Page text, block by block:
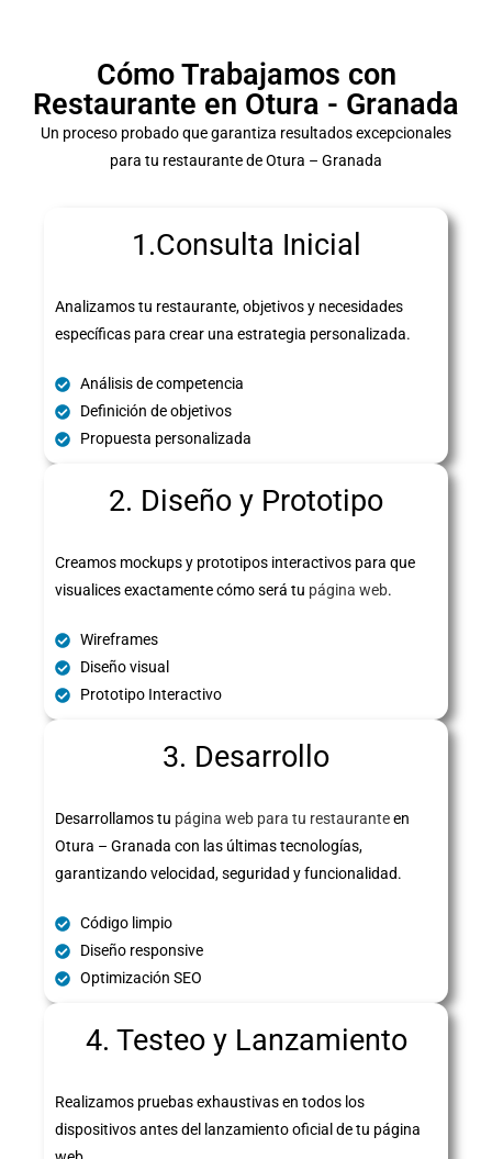
Cómo Trabajamos con
Restaurante en Otura - Granada
Un proceso probado que garantiza resultados excepcionales
para tu restaurante de Otura – Granada
1.Consulta Inicial
Analizamos tu restaurante, objetivos y necesidades
específicas para crear una estrategia personalizada.
Análisis de competencia
Definición de objetivos
Propuesta personalizada
2. Diseño y Prototipo
Creamos mockups y prototipos interactivos para que
visualices exactamente cómo será tu página web.
Wireframes
Diseño visual
Prototipo Interactivo
3. Desarrollo
Desarrollamos tu página web para tu restauranteen
Otura – Granada con las últimas tecnologías,
garantizando velocidad, seguridad y funcionalidad.
Código limpio
Diseño responsive
Optimización SEO
4. Testeo y Lanzamiento
Realizamos pruebas exhaustivas en todos los
dispositivos antes del lanzamiento oficial de tu página